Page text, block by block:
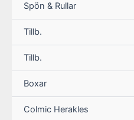
Spön & Rullar
Tillb.
Tillb.
Boxar
Colmic Herakles